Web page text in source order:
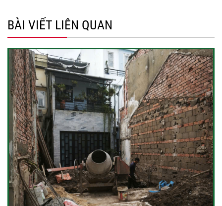
BÀI VIẾT LIÊN QUAN